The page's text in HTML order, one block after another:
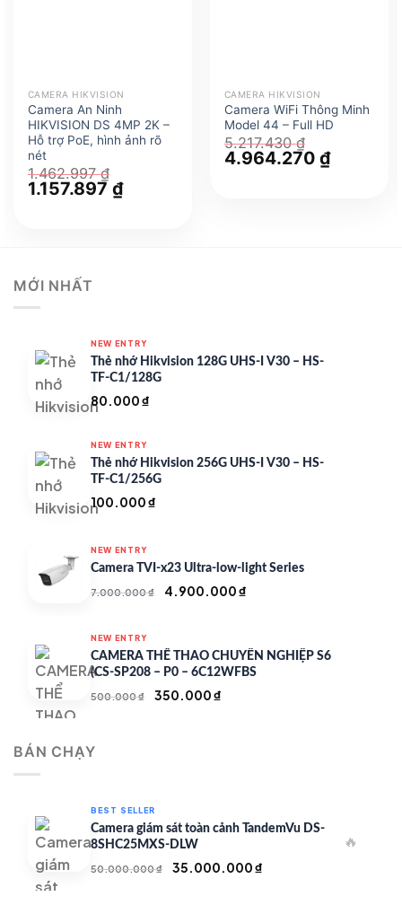
CAMERA HIKVISION
Camera An Ninh
HIKVISION DS 4MP 2K –
Hỗ trợ PoE, hình ảnh rõ
nét
1.462.997₫
Giá
gốc
1.157.897₫Giá
hiện
CAMERA HIKVISION
Camera WiFi Thông Minh
Model 44 – Full HD
5.217.430₫
Giá
gốc
4.964.270 ₫Giá
hiện
MỚI NHẤT
NEW ENTRY
Thẻ nhớ Hikvision 128G UHS-I V30 – HS-
TF-C1/128G
80.000₫
NEW ENTRY
Thẻ nhớ Hikvision 256G UHS-I V30 – HS-
TF-C1/256G
100.000₫
NEW ENTRY
Camera TVI-x23 Ultra-low-light Series
7.000.000₫
Giá
7.000.000 ₫.
4.900.000₫
là:
4.900.000 ₫.
NEW ENTRY
CAMERA THỂ THAO CHUYÊN NGHIỆP S6
(CS-SP208 – P0 – 6C12WFBS
500.000₫
Giá
350.000₫
BÁN CHẠY
BEST SELLER
Camera giám sát toàn cảnh TandemVu DS-
8SHC25MXS-DLW
50.000.000₫
Giá
35.000.000₫
🔥